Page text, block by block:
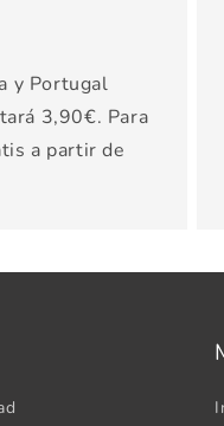
y Portugal
3,90€. Para
a partir de